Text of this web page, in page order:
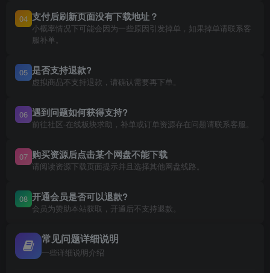
04 支付后刷新页面没有下载地址？
小概率情况下可能会因为一些原因引发掉单，如果掉单请联系客
服补单。
05 是否支持退款?
虚拟商品不支持退款，请确认需要再下单。
06 遇到问题如何获得支持?
前往社区-在线板块求助，补单或订单资源存在问题请联系客服。
07 购买资源后点击某个网盘不能下载
请阅读资源下载页面提示并且选择其他网盘线路。
08 开通会员是否可以退款?
会员为赞助本站获取，开通后不支持退款。
常见问题详细说明
一些详细说明介绍